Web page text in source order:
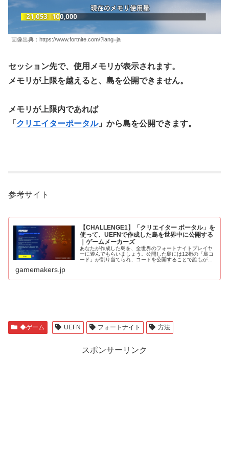
画像出典：https://www.fortnite.com/?lang=ja
セッション先で、使用メモリが表示されます。
メモリが上限を越えると、島を公開できません。
メモリが上限内であれば
「 クリエイターポータル」から島を公開できます。
参考サイト
【CHALLENGE1】「クリエイター ポータル」を
使って、UEFNで作成した島を世界中に公開する
｜ゲームメーカーズ
あなたが作成した島を、全世界のフォートナイトプレイヤ
ーに遊んでもらいましょう。公開した島には12桁の「島コ
ード」が割り当てられ、コードを公開することで誰もがプ
gamemakers.jp
◆ゲーム UEFN フォートナイト 方法
スポンサーリンク